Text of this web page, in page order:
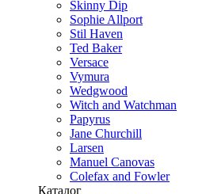
Skinny Dip
Sophie Allport
Stil Haven
Ted Baker
Versace
Vymura
Wedgwood
Witch and Watchman
Papyrus
Jane Churchill
Larsen
Manuel Canovas
Colefax and Fowler
Каталог